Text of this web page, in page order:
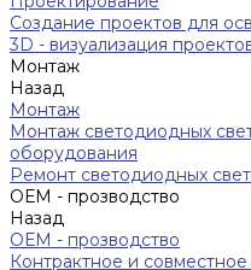
Создание проектов для
3D - визуализация
Монтаж
Назад
Монтаж
Монтаж светодиодных
оборудования
Ремонт светодиодных
ОЕМ - прозводство
Назад
ОЕМ - прозводство
Контрактное и